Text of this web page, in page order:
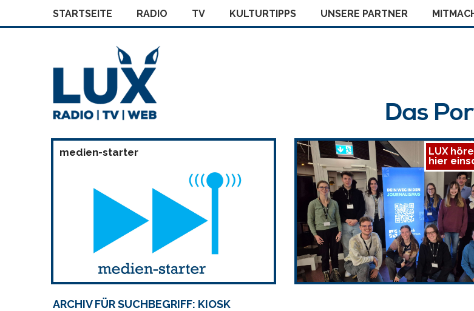
STARTSEITE RADIO TV KULTURTIPPS UNSERE PARTNER
Das
medien-starter
LUX
hier
ARCHIV FÜR SUCHBEGRIFF: KIOSK